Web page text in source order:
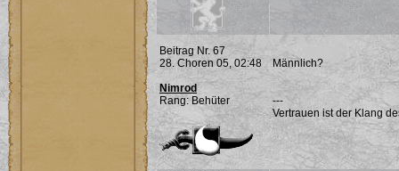
Beitrag Nr. 67
28. Choren 05, 02:48
Nimrod
Rang: Behüter
Männlich?
---
Vertrauen ist der Klang